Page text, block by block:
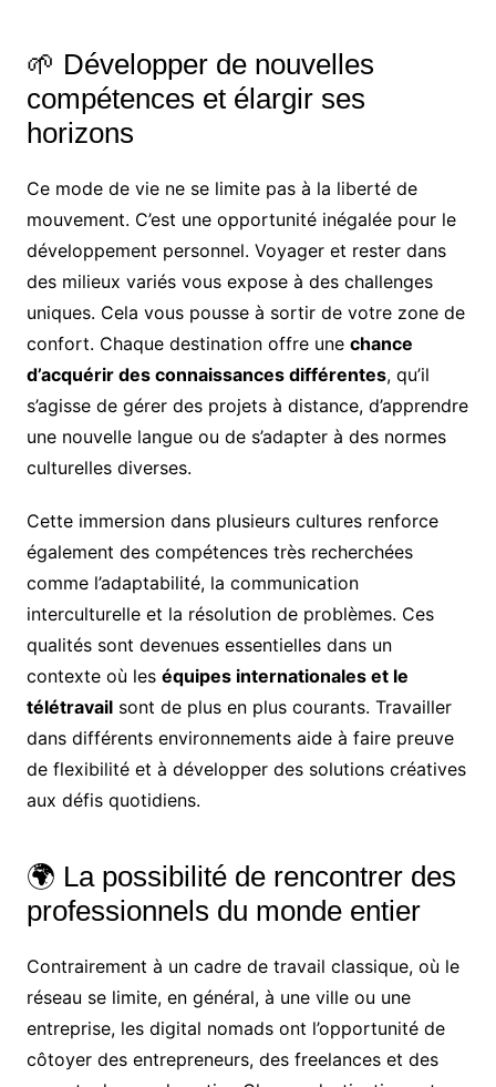
🌱 Développer de nouvelles
compétences et élargir ses
horizons
Ce mode de vie ne se limite pas à la liberté de
mouvement. C’est une opportunité inégalée pour le
développement personnel. Voyager et rester dans
des milieux variés vous expose à des challenges
uniques. Cela vous pousse à sortir de votre zone de
confort. Chaque destination offre une chance
d’acquérir des connaissances différentes, qu’il
s’agisse de gérer des projets à distance, d’apprendre
une nouvelle langue ou de s’adapter à des normes
culturelles diverses.
Cette immersion dans plusieurs cultures renforce
également des compétences très recherchées
comme l’adaptabilité, la communication
interculturelle et la résolution de problèmes. Ces
qualités sont devenues essentielles dans un
contexte où les équipes internationales et le
télétravailsont de plus en plus courants. Travailler
dans différents environnements aide à faire preuve
de flexibilité et à développer des solutions créatives
aux défis quotidiens.
🌍 La possibilité de rencontrer des
professionnels du monde entier
Contrairement à un cadre de travail classique, où le
réseau se limite, en général, à une ville ou une
entreprise, les digital nomads ont l’opportunité de
côtoyer des entrepreneurs, des freelances et des